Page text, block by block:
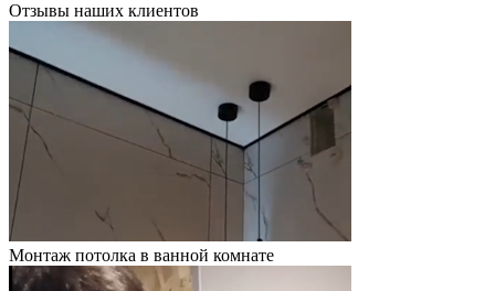
Отзывы наших клиентов
Монтаж потолка в ванной комнате